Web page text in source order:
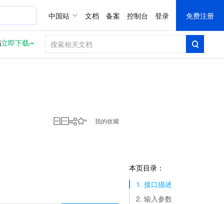
中国站 文档 备案 控制台 登录 免费注册
立即下载
我的收藏
本页目录：
1. 接口描述
2. 输入参数